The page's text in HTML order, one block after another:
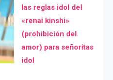
las reglas idol del
«renai kinshi»
(prohibición del
amor) para señoritas
idol